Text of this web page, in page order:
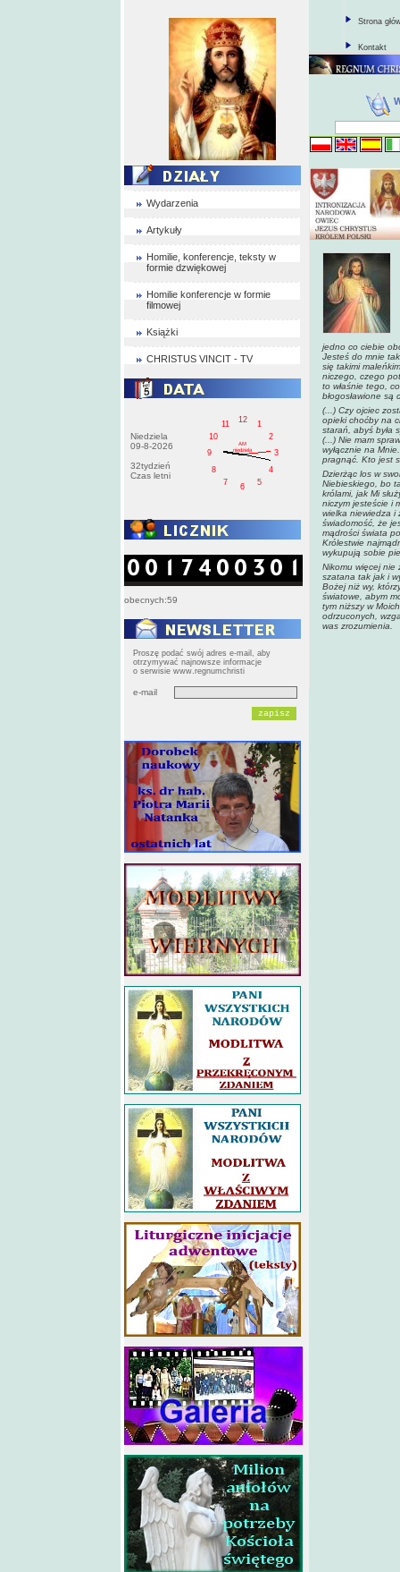
Wydarzenia
Artykuły
Homilie, konferencje, teksty w
formie dzwiękowej
Homilie konferencje w formie
filmowej
Książki
CHRISTUS VINCIT - TV
Niedziela
09-8-2026
32tydzień
Czas letni
1
2
3
4
5
6
7
8
9
10
11
12
AM
niedziela
obecnych:59
Proszę podać swój adres e-mail, aby
otrzymywać najnowsze informacje
o serwisie www.regnumchristi
e-mail
Strona
Kontakt
jedno co ciebie
Jesteś do mnie
się takimi
niczego, czego
to właśnie tego,
błogosławione są
(...) Czy ojciec
opieki choćby na
starań, abyś była
(...) Nie mam
wyłącznie na
pragnąć. Kto jest
Dzierżąc los w
Niebieskiego, bo
królami, jak Mi
niczym jesteście i
wielka niewiedza i
świadomość, że
mądrości świata
Królestwie
wykupują sobie
Nikomu więcej nie
szatana tak jak i
Bożej niż wy,
światowe, abym
tym niższy w
odrzuconych,
was zrozumienia.